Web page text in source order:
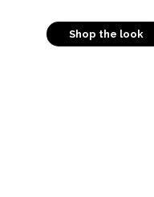
Shop the look